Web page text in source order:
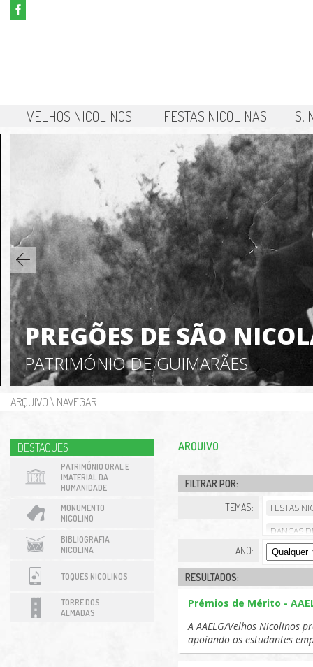
VELHOS NICOLINOS FESTAS NICOLINAS S.
PREGÕES DE SÃO
PATRIMÓNIO DE GUIMARÃES
ARQUIVO \ NAVEGAR
DESTAQUES
PATRIMÓNIO ORAL E
IMATERIAL DA
HUMANIDADE
MONUMENTO
NICOLINO
BIBLIOGRAFIA
NICOLINA
TOQUES NICOLINOS
TORRE DOS
ALMADAS
ARQUIVO
FILTRAR POR:
TEMAS:
FESTAS
DANÇAS
S.
CENTRO
CORPOS
ANO:
RESULTADOS:
Prémios de Mérito -
A AAELG/Velhos Nicolinos
apoiando os estudantes